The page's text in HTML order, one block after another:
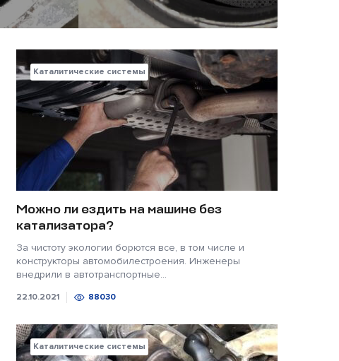
Каталитические системы
Можно ли ездить на машине без
катализатора?
За чистоту экологии борются все, в том числе и
конструкторы автомобилестроения. Инженеры
внедрили в автотранспортные...
22.10.2021 88030
Каталитические системы